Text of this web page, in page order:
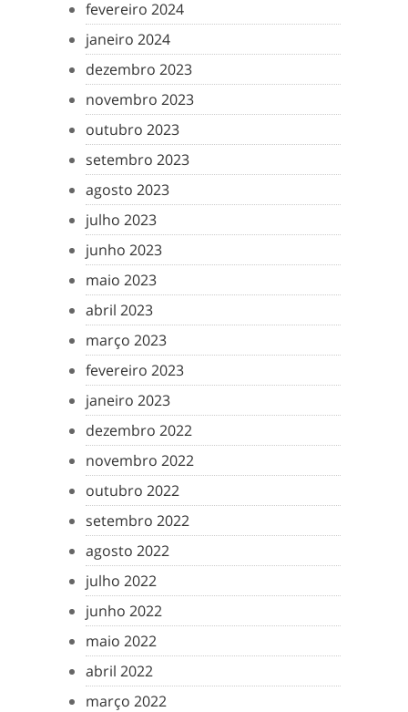
fevereiro 2024
janeiro 2024
dezembro 2023
novembro 2023
outubro 2023
setembro 2023
agosto 2023
julho 2023
junho 2023
maio 2023
abril 2023
março 2023
fevereiro 2023
janeiro 2023
dezembro 2022
novembro 2022
outubro 2022
setembro 2022
agosto 2022
julho 2022
junho 2022
maio 2022
abril 2022
março 2022